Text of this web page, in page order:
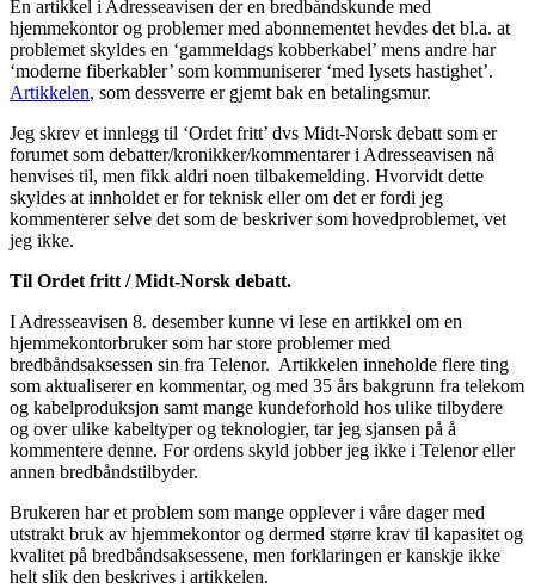
En artikkel i Adresseavisen der en bredbåndskunde med
hjemmekontor og problemer med abonnementet hevdes det bl.a. at
problemet skyldes en ‘gammeldags kobberkabel’ mens andre har
‘moderne fiberkabler’ som kommuniserer ‘med lysets hastighet’.
Artikkelen, som dessverre er gjemt bak en betalingsmur.
Jeg skrev et innlegg til ‘Ordet fritt’ dvs Midt-Norsk debatt som er
forumet som debatter/kronikker/kommentarer i Adresseavisen nå
henvises til, men fikk aldri noen tilbakemelding. Hvorvidt dette
skyldes at innholdet er for teknisk eller om det er fordi jeg
kommenterer selve det som de beskriver som hovedproblemet, vet
jeg ikke.
Til Ordet fritt / Midt-Norsk debatt.
I Adresseavisen 8. desember kunne vi lese en artikkel om en
hjemmekontorbruker som har store problemer med
bredbåndsaksessen sin fra Telenor. Artikkelen inneholde flere ting
som aktualiserer en kommentar, og med 35 års bakgrunn fra telekom
og kabelproduksjon samt mange kundeforhold hos ulike tilbydere
og over ulike kabeltyper og teknologier, tar jeg sjansen på å
kommentere denne. For ordens skyld jobber jeg ikke i Telenor eller
annen bredbåndstilbyder.
Brukeren har et problem som mange opplever i våre dager med
utstrakt bruk av hjemmekontor og dermed større krav til kapasitet og
kvalitet på bredbåndsaksessene, men forklaringen er kanskje ikke
helt slik den beskrives i artikkelen.